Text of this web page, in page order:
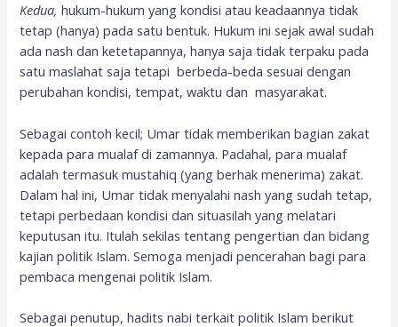
Kedua, hukum-hukum yang kondisi atau keadaannya tidak
tetap (hanya) pada satu bentuk. Hukum ini sejak awal sudah
ada nash dan ketetapannya, hanya saja tidak terpaku pada
satu maslahat saja tetapi berbeda-beda sesuai dengan
perubahan kondisi, tempat, waktu dan masyarakat.
Sebagai contoh kecil; Umar tidak memberikan bagian zakat
kepada para mualaf di zamannya. Padahal, para mualaf
adalah termasuk mustahiq (yang berhak menerima) zakat.
Dalam hal ini, Umar tidak menyalahi nash yang sudah tetap,
tetapi perbedaan kondisi dan situasilah yang melatari
keputusan itu. Itulah sekilas tentang pengertian dan bidang
kajian politik Islam. Semoga menjadi pencerahan bagi para
pembaca mengenai politik Islam.
Sebagai penutup, hadits nabi terkait politik Islam berikut